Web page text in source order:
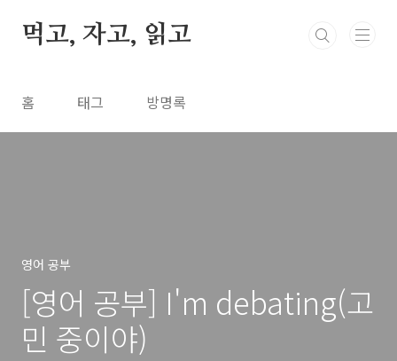
먹고, 자고, 읽고
홈 태그 방명록
영어 공부
[영어 공부] I'm debating(고
민 중이야)